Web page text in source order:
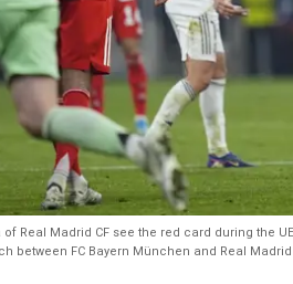
Real Madrid CF see the red card during the
between FC Bayern München and Real